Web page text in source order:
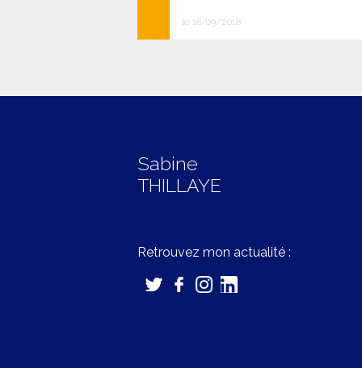
le 18/09/2018
Sabine
THILLAYE
Retrouvez mon actualité :